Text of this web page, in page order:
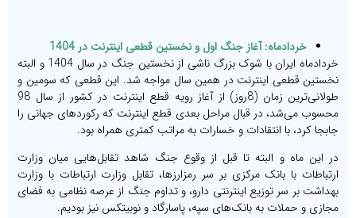
خردادماه: آغاز جنگ اول و نخستین قطعی اینترنت در 1404
خردادماه ایران با شوک بزرگ ناشی از نخستین جنگ در سال 1404 و البته
نخستین قطعی اینترنت در همین سال مواجه شد. این قطعی که سومین و
طولانی‌ترین زمان (8روز) از آغاز رویه قطع اینترنت در کشور از سال 98
محسوب می‌شد، در قبال مراحل بعدی قطع اینترنت که رکوردهای جهانی را
جابجا کرد، با انتقادات و خسارات به مراتب کمتری همراه بود.
در این ماه و البته تا قبل از وقوع جنگ شاهد تقابل‌هایی میان وزارت
ارتباطات با بانک مرکزی بر سر رمزارزها، تقابل وزارت ارتباطات با وزارت
بهداشت بر سر توزیع اینترنتی دارو، و تداوم جنگ از عرصه نظامی به فضای
مجازی و حملات به بانک‌های سپه، پاسارگاد و نوبیتکس نیز بودیم.